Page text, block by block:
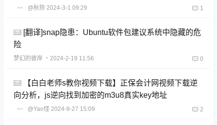
@秋狝 2024-3-1 09:29 1
[翻译]snap隐患：Ubuntu软件包建议系统中隐藏的危
险
梦幻的彼岸 ・2024-2-19 11:56 0
【白白老师s教你视频下载】正保会计网视频下载逆
向分析，js逆向找到加密的m3u8真实key地址
@Yao怪 2024-9-27 15:09 2